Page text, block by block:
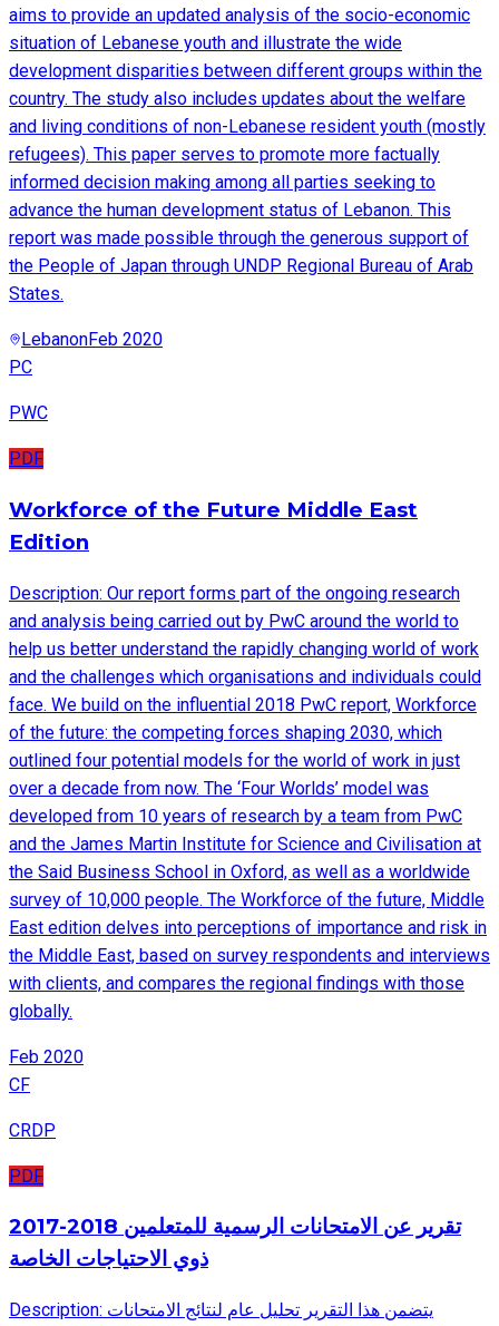
aims to provide an updated analysis of the socio-economic
situation of Lebanese youth and illustrate the wide
development disparities between different groups within the
country. The study also includes updates about the welfare
and living conditions of non-Lebanese resident youth (mostly
refugees). This paper serves to promote more factually
informed decision making among all parties seeking to
advance the human development status of Lebanon. This
report was made possible through the generous support of
the People of Japan through UNDP Regional Bureau of Arab
States.
LebanonFeb 2020
PC
PWC
PDF
Workforce of the Future Middle East
Edition
Description: Our report forms part of the ongoing research
and analysis being carried out by PwC around the world to
help us better understand the rapidly changing world of work
and the challenges which organisations and individuals could
face. We build on the influential 2018 PwC report, Workforce
of the future: the competing forces shaping 2030, which
outlined four potential models for the world of work in just
over a decade from now. The ‘Four Worlds’ model was
developed from 10 years of research by a team from PwC
and the James Martin Institute for Science and Civilisation at
the Said Business School in Oxford, as well as a worldwide
survey of 10,000 people. The Workforce of the future, Middle
East edition delves into perceptions of importance and risk in
the Middle East, based on survey respondents and interviews
with clients, and compares the regional findings with those
globally.
Feb 2020
CF
CRDP
PDF
2017-2018 تقرير عن الامتحانات الرسمية للمتعلمين
ذوي الاحتياجات الخاصة
Description: يتضمن هذا التقرير تحليل عام لنتائج الامتحانات